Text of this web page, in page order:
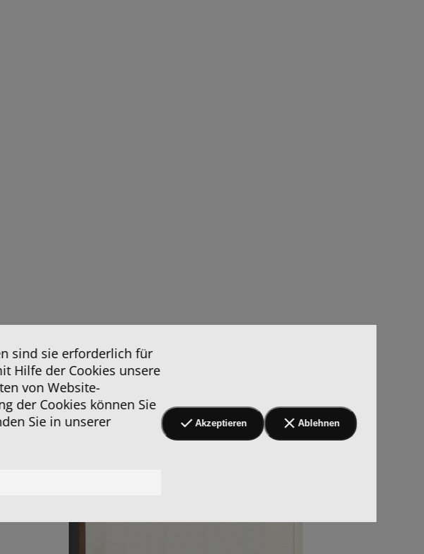
sind sie erforderlich für
Hilfe der Cookies unsere
von Website-
der Cookies können Sie
Sie in unserer
Akzeptieren Ablehnen